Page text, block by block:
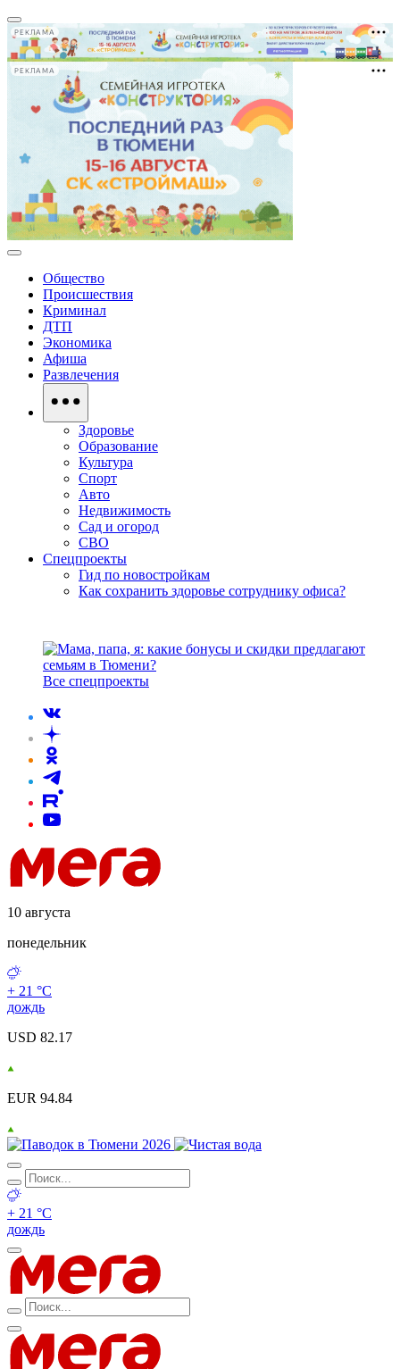
РЕКЛАМА
РЕКЛАМА
Общество
Происшествия
Криминал
ДТП
Экономика
Афиша
Развлечения
Здоровье
Образование
Культура
Спорт
Авто
Недвижимость
Сад и огород
СВО
Спецпроекты
Гид по новостройкам
Как сохранить здоровье сотруднику офиса?
Все спецпроекты
10 августа
понедельник
+ 21 °С
дождь
USD 82.17
EUR 94.84
+ 21 °С
дождь